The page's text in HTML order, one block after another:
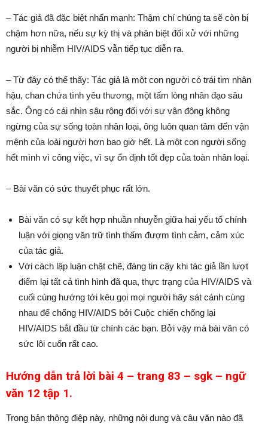
– Tác giả đã đặc biệt nhấn mạnh: Thậm chí chúng ta sẽ còn bị
chậm hơn nữa, nếu sự kỳ thị và phân biệt đối xử với những
người bị nhiễm HIV/AIDS vẫn tiếp tục diễn ra.
– Từ đây có thể thấy: Tác giả là một con người có trái tim nhân
hậu, chan chứa tình yêu thương, một tấm lòng nhân đạo sâu
sắc. Ông có cái nhìn sâu rộng đối với sự vận động không
ngừng của sự sống toàn nhân loại, ông luôn quan tâm đến vận
mệnh của loài người hơn bao giờ hết. Là một con người sống
hết mình vì công việc, vì sự ổn định tốt đẹp của toàn nhân loại.
– Bài văn có sức thuyết phục rất lớn.
Bài văn có sự kết hợp nhuần nhuyễn giữa hai yếu tố chính
luận với giọng văn trữ tình thấm đượm tình cảm, cảm xúc
của tác giả.
Với cách lập luận chặt chẽ, đáng tin cậy khi tác giả lần lượt
điểm lại tất cả tình hình đã qua, thực trạng của HIV/AIDS và
cuối cùng hướng tới kêu gọi mọi người hãy sát cánh cùng
nhau để chống HIV/AIDS bởi Cuộc chiến chống lại
HIV/AIDS bắt đầu từ chính các bạn. Bởi vậy mà bài văn có
sức lôi cuốn rất cao.
Hướng dẫn trả lời bài 4 – trang 83 – sgk – ngữ
văn 12 tập 1.
Trong bản thông điệp này, những nội dung và câu văn nào đã